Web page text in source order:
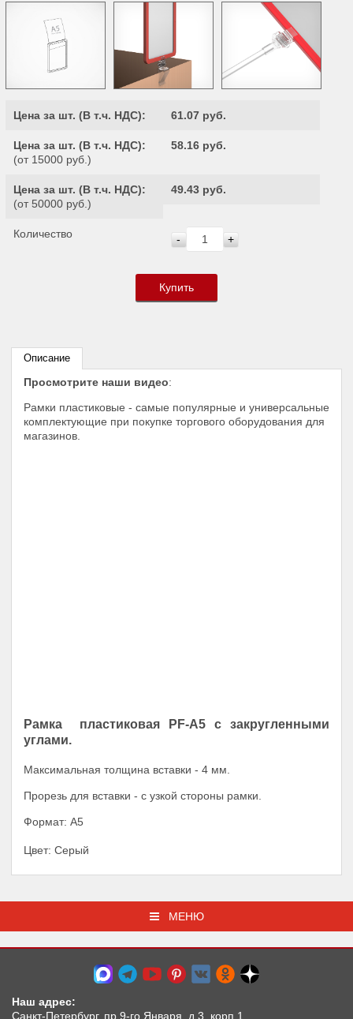
Цена за шт. (В т.ч. НДС): 61.07 руб.
Цена за шт. (В т.ч. НДС):
(от 15000 руб.)
58.16 руб.
Цена за шт. (В т.ч. НДС):
(от 50000 руб.)
49.43 руб.
Количество - +
Купить
Описание
Просмотрите наши видео:
Рамки пластиковые - самые популярные и универсальные
комплектующие при покупке торгового оборудования для
магазинов.
Рамка пластиковая PF-А5 с закругленными
углами.
Максимальная толщина вставки - 4 мм.
Прорезь для вставки - с узкой стороны рамки.
Формат: А5
Цвет: Серый
МЕНЮ
Наш адрес:
Санкт-Петербург, пр.9-го Января, д.3, корп.1